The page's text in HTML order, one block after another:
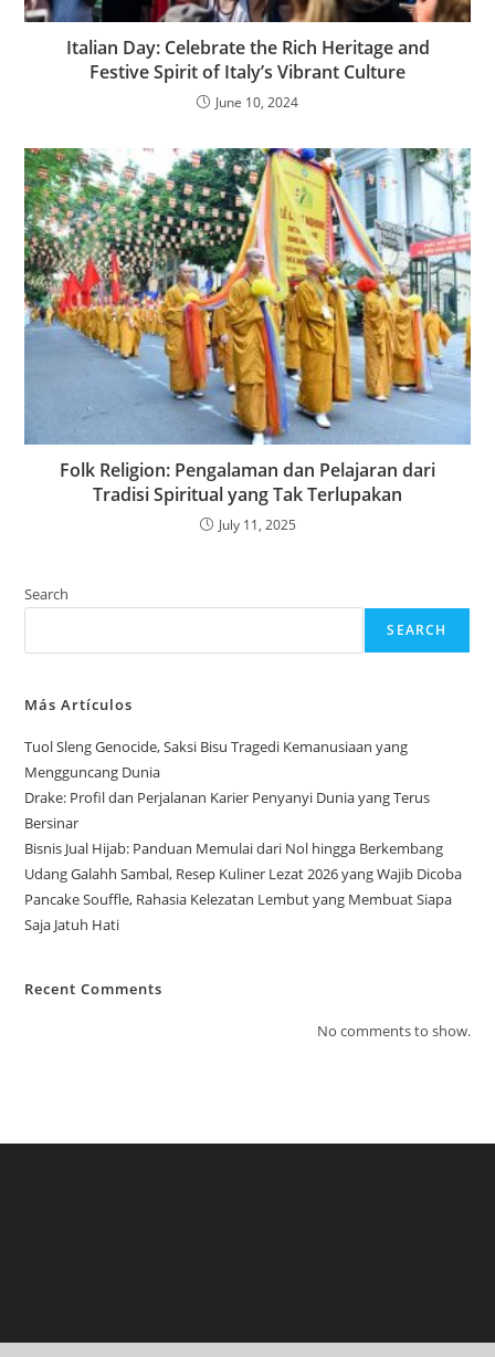
Italian Day: Celebrate the Rich Heritage and
Festive Spirit of Italy’s Vibrant Culture
June 10, 2024
Folk Religion: Pengalaman dan Pelajaran dari
Tradisi Spiritual yang Tak Terlupakan
July 11, 2025
Search
SEARCH
Más Artículos
Tuol Sleng Genocide, Saksi Bisu Tragedi Kemanusiaan yang
Mengguncang Dunia
Drake: Profil dan Perjalanan Karier Penyanyi Dunia yang Terus
Bersinar
Bisnis Jual Hijab: Panduan Memulai dari Nol hingga Berkembang
Udang Galahh Sambal, Resep Kuliner Lezat 2026 yang Wajib Dicoba
Pancake Souffle, Rahasia Kelezatan Lembut yang Membuat Siapa
Saja Jatuh Hati
Recent Comments
No comments to show.